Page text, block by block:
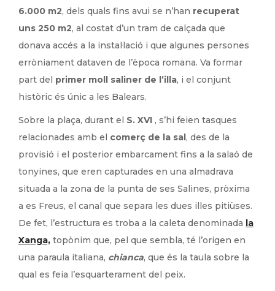
6.000 m2, dels quals fins avui se n’han recuperat
uns 250 m2, al costat d’un tram de calçada que
donava accés a la instal·lació i que algunes persones
erròniament dataven de l’època romana. Va formar
part del primer moll saliner de l’illa, i el conjunt
històric és únic a les Balears.
Sobre la plaça, durant el S. XVI , s’hi feien tasques
relacionades amb el comerç de la sal, des de la
provisió i el posterior embarcament fins a la salaó de
tonyines, que eren capturades en una almadrava
situada a la zona de la punta de ses Salines, pròxima
a es Freus, el canal que separa les dues illes pitiüses.
De fet, l’estructura es troba a la caleta denominada la
Xanga, topònim que, pel que sembla, té l’origen en
una paraula italiana, chianca, que és la taula sobre la
qual es feia l’esquarterament del peix.